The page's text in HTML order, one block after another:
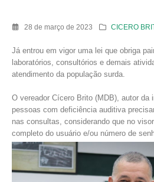
28 de março de 2023 CICERO
Já entrou em vigor uma lei que obriga
laboratórios, consultórios e demais
atendimento da população surda.
O vereador Cícero Brito (MDB), autor da
pessoas com deficiência auditiva
nas consultas, considerando que no
completo do usuário e/ou número de